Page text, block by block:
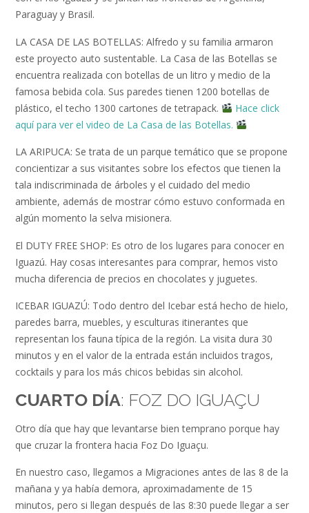
Paraguay y Brasil.
LA CASA DE LAS BOTELLAS: Alfredo y su familia armaron
este proyecto auto sustentable. La Casa de las Botellas se
encuentra realizada con botellas de un litro y medio de la
famosa bebida cola. Sus paredes tienen 1200 botellas de
plástico, el techo 1300 cartones de tetrapack.
Hace click
aquí para ver el video de La Casa de las Botellas.
LA ARIPUCA: Se trata de un parque temático que se propone
concientizar a sus visitantes sobre los efectos que tienen la
tala indiscriminada de árboles y el cuidado del medio
ambiente, además de mostrar cómo estuvo conformada en
algún momento la selva misionera.
El DUTY FREE SHOP: Es otro de los lugares para conocer en
Iguazú. Hay cosas interesantes para comprar, hemos visto
mucha diferencia de precios en chocolates y juguetes.
ICEBAR IGUAZÚ: Todo dentro del Icebar está hecho de hielo,
paredes barra, muebles, y esculturas itinerantes que
representan los fauna típica de la región. La visita dura 30
minutos y en el valor de la entrada están incluidos tragos,
cocktails y para los más chicos bebidas sin alcohol.
CUARTO DÍA: FOZ DO IGUAÇU
Otro día que hay que levantarse bien temprano porque hay
que cruzar la frontera hacia Foz Do Iguaçu.
En nuestro caso, llegamos a Migraciones antes de las 8 de la
mañana y ya había demora, aproximadamente de 15
minutos, pero si llegan después de las 8:30 puede llegar a ser